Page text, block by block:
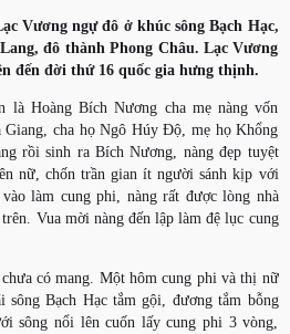
Vương ngự đô ở khúc sông Bạch Hạc,
đô thành Phong Châu. Lạc Vương
đến đời thứ 16 quốc gia hưng thịnh.
Hoàng Bích Nương cha mẹ nàng vốn
cha họ Ngô Húy Độ, mẹ họ Khổng
rồi sinh ra Bích Nương, nàng đẹp tuyệt
nữ, chốn trần gian ít người sánh kịp với
làm cung phi, nàng rất được lòng nhà
Vua mời nàng đến lập làm đệ lục cung
có mang. Một hôm cung phi và thị nữ
sông Bạch Hạc tắm gội, đương tắm bỗng
sông nổi lên cuốn lấy cung phi 3 vòng,